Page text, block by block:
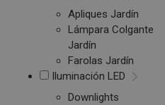
Apliques Jardín
Lámpara Colgante
Jardín
Farolas Jardín
Iluminación LED
Downlights